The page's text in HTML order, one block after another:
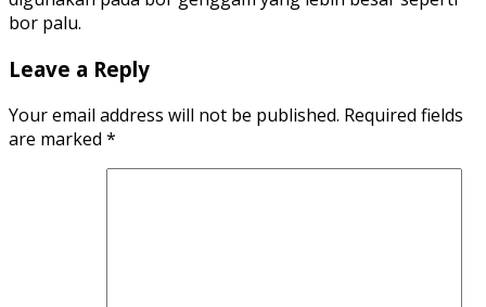
bor palu.
Leave a Reply
Your email address will not be published. Required fields
are marked *